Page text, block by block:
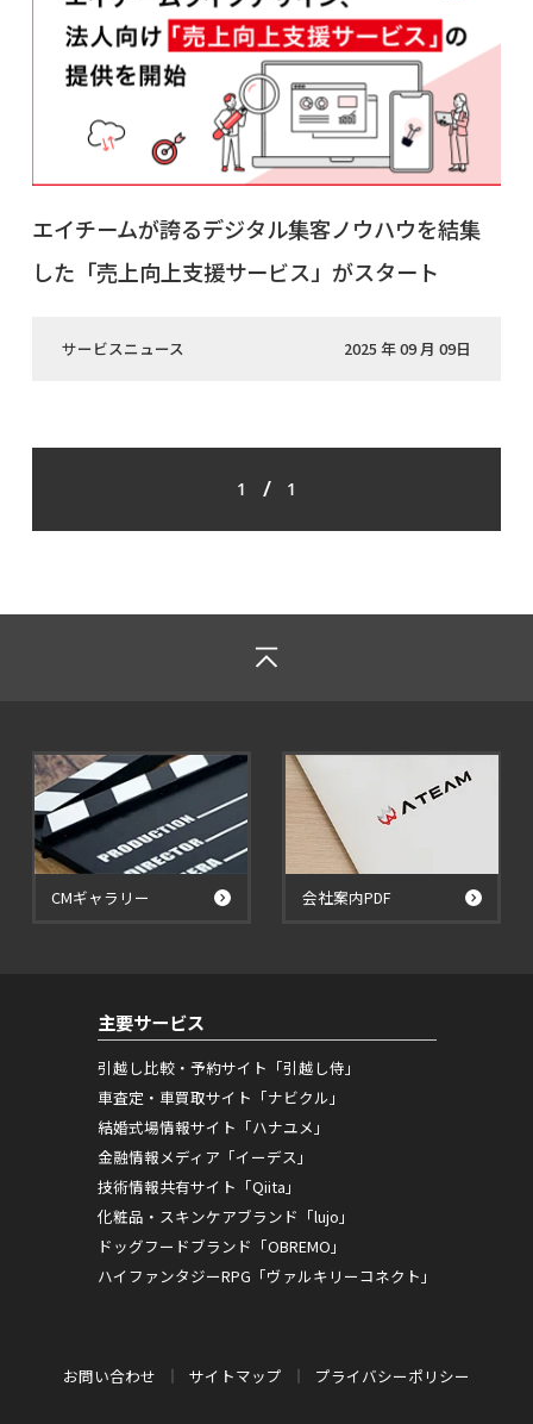
エイチームが誇るデジタル集客ノウハウを結集
した「売上向上支援サービス」がスタート
サービスニュース 2025 年 09 月 09日
1 / 1
CMギャラリー 会社案内PDF
主要サービス
引越し比較・予約サイト「引越し侍」
車査定・車買取サイト「ナビクル」
結婚式場情報サイト「ハナユメ」
金融情報メディア「イーデス」
技術情報共有サイト「Qiita」
化粧品・スキンケアブランド「lujo」
ドッグフードブランド「OBREMO」
ハイファンタジーRPG「ヴァルキリーコネクト」
お問い合わせ サイトマップ プライバシーポリシー